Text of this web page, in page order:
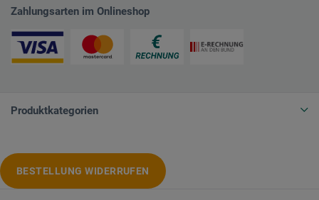
Zahlungsarten im Onlineshop
Produktkategorien
BESTELLUNG WIDERRUFEN